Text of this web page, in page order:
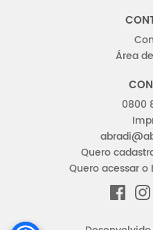
Área
0800
Quero
Quero acessar o